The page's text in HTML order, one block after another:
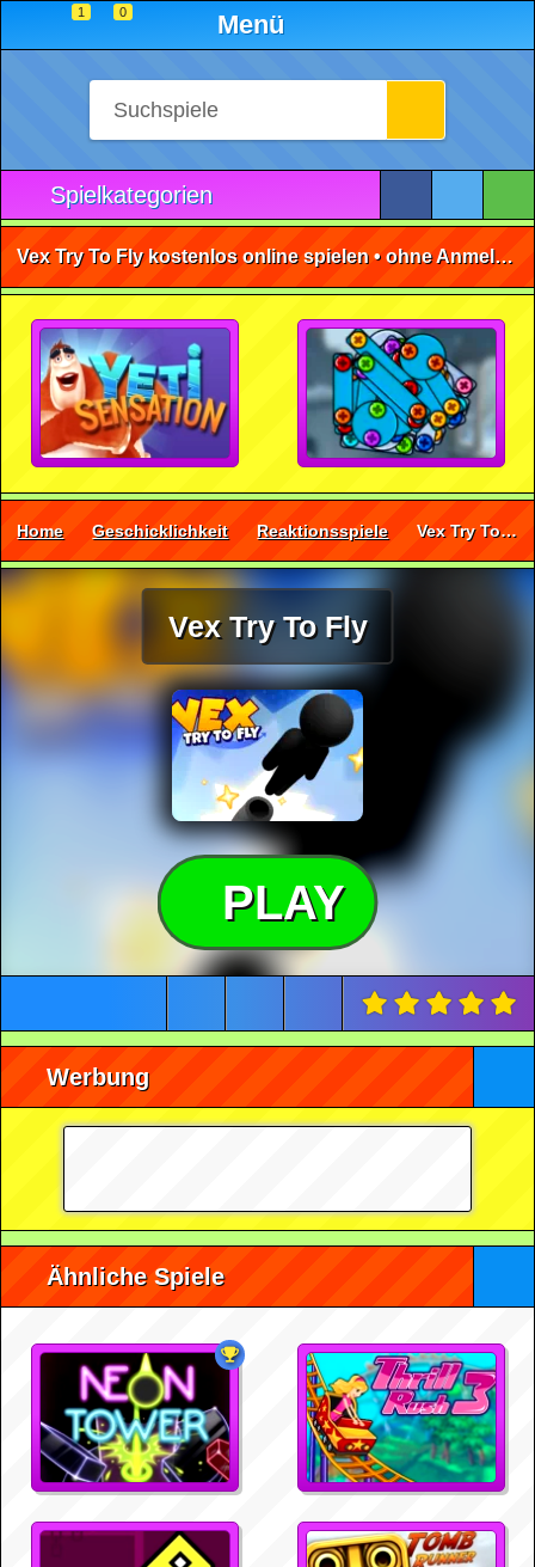
1 0 Menü
Spielkategorien
Vex Try To Fly kostenlos online spielen • ohne Anmeldung 🕹️
Home Geschicklichkeit Reaktionsspiele Vex Try To Fly
Vex Try To Fly
PLAY
Werbung
Ähnliche Spiele